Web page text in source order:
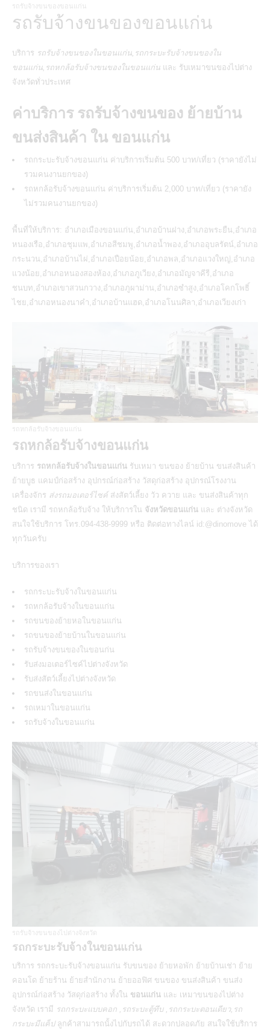
รถรับจ้างขนของขอนแก่น
รถรับจ้างขนของขอนแก่น
บริการ รถรับจ้างขนของในขอนแก่น,รถกระบะรับจ้างขนของใน
ขอนแก่น,รถหกล้อรับจ้างขนของในขอนแก่น และ รับเหมาขนของไปต่าง
จังหวัดทั่วประเทศ
ค่าบริการ รถรับจ้างขนของ ย้ายบ้าน
ขนส่งสินค้า ใน ขอนแก่น
รถกระบะรับจ้างขอนแก่น ค่าบริการเริ่มต้น 500 บาท/เที่ยว (ราคายังไม่
รวมคนงานยกของ)
รถหกล้อรับจ้างขอนแก่น ค่าบริการเริ่มต้น 2,000 บาท/เที่ยว (ราคายัง
ไม่รวมคนงานยกของ)
พื้นที่ให้บริการ: อำเภอเมืองขอนแก่น,อำเภอบ้านฝาง,อำเภอพระยืน,อำเภอ
หนองเรือ,อำเภอชุมแพ,อำเภอสีชมพู,อำเภอน้ำพอง,อำเภออุบลรัตน์,อำเภอ
กระนวน,อำเภอบ้านไผ่,อำเภอเปือยน้อย,อำเภอพล,อำเภอแวงใหญ่,อำเภอ
แวงน้อย,อำเภอหนองสองห้อง,อำเภอภูเวียง,อำเภอมัญจาคีรี,อำเภอ
ชนบท,อำเภอเขาสวนกวาง,อำเภอภูผาม่าน,อำเภอซำสูง,อำเภอโคกโพธิ์
ไชย,อำเภอหนองนาคำ,อำเภอบ้านแฮด,อำเภอโนนศิลา,อำเภอเวียงเก่า
รถหกล้อรับจ้างขอนแก่น
รถหกล้อรับจ้างขอนแก่น
บริการ รถหกล้อรับจ้างในขอนแก่น รับเหมา ขนของ ย้ายบ้าน ขนส่งสินค้า
ย้ายบูธ แคมป์ก่อสร้าง อุปกรณ์ก่อสร้าง วัสดุก่อสร้าง อุปกรณ์โรงงาน
เครื่องจักร ส่งรถมอเตอร์ไซค์ ส่งสัตว์เลี้ยง วัว ควาย และ ขนส่งสินค้าทุก
ชนิด เรามี รถหกล้อรับจ้าง ให้บริการใน จังหวัดขอนแก่น และ ต่างจังหวัด
สนใจใช้บริการ โทร.094-438-9999 หรือ ติดต่อทางไลน์ id:@dinomove ได้
ทุกวันครับ
บริการของเรา
รถกระบะรับจ้างในขอนแก่น
รถหกล้อรับจ้างในขอนแก่น
รถขนของย้ายหอในขอนแก่น
รถขนของย้ายบ้านในขอนแก่น
รถรับจ้างขนของในขอนก่น
รับส่งมอเตอร์ไซค์ไปต่างจังหวัด
รับส่งสัตว์เลี้ยงไปต่างจังหวัด
รถขนส่งในขอนแก่น
รถเหมาในขอนแก่น
รถรับจ้างในขอนแก่น
รถรับจ้างขนของไปต่างจังหวัด
รถกระบะรับจ้างในขอนแก่น
บริการ รถกระบะรับจ้างขอนแก่น รับขนของ ย้ายหอพัก ย้ายบ้านเช่า ย้าย
คอนโด ย้ายร้าน ย้ายสำนักงาน ย้ายออฟิศ ขนของ ขนส่งสินค้า ขนส่ง
อุปกรณ์ก่อสร้าง วัสดุก่อสร้าง ทั้งใน ขอนแก่น และ เหมาขนของไปต่าง
จังหวัด เรามี
รถกระบะแบบคอก ,รถระบะตู้ทึบ ,รถกระบะตอนเดียว,รถ
กระบะมีแค็ปลูกค้าสามารถนั้งไปกับรถได้ สะดวกปลอดภัย สนใจใช้บริการ